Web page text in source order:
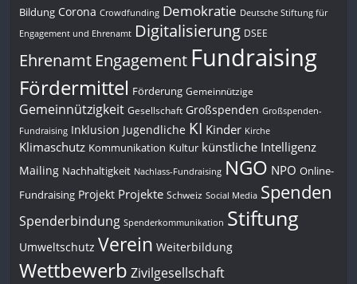
Bildung Corona Crowdfunding Demokratie Deutsche Stiftung für
Engagement und Ehrenamt Digitalisierung DSEE
Ehrenamt Engagement Fundraising
Fördermittel Förderung Gemeinnützige
Gemeinnützigkeit Gesellschaft Großspenden Großspenden-
Fundraising Inklusion Jugendliche KI Kinder Kirche
Klimaschutz Kommunikation Kultur künstliche Intelligenz
Mailing Nachhaltigkeit Nachlass-Fundraising NGO NPO Online-
Fundraising Projekt Projekte Schweiz Social Media Spenden
Spenderbindung Spenderkommunikation Stiftung
Umweltschutz Verein Weiterbildung
Wettbewerb Zivilgesellschaft